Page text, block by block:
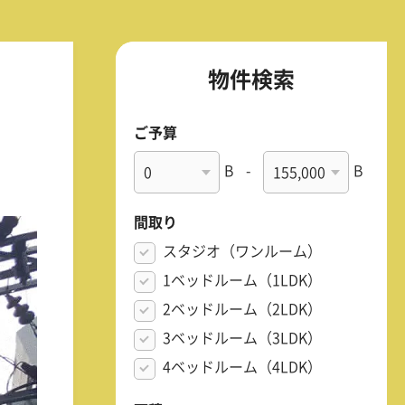
物件検索
ご予算
B - B
間取り
スタジオ（ワンルーム）
1ベッドルーム（1LDK）
2ベッドルーム（2LDK）
3ベッドルーム（3LDK）
4ベッドルーム（4LDK）